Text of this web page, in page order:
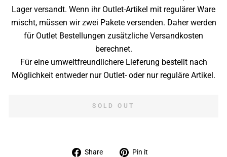
Lager versandt. Wenn ihr Outlet-Artikel mit regulärer Ware
mischt, müssen wir zwei Pakete versenden. Daher werden
für Outlet Bestellungen zusätzliche Versandkosten
berechnet.
Für eine umweltfreundlichere Lieferung bestellt nach
Möglichkeit entweder nur Outlet- oder nur reguläre Artikel.
SOLD OUT
Share
Share Pin it